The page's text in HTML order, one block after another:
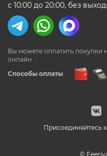
Присоединяйтесь
©
Способы оплаты
Вы можете оплатить покупки
онлайн
с 10:00 до 20:00, без